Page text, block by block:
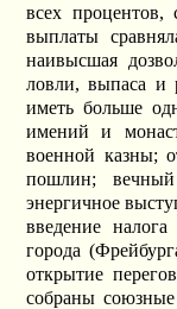
всех
выплаты
наивысшая
ловли, выпаса и
иметь больше
имений и
военной казны;
пошлин;
энергичное
введение
города
открытие
собраны